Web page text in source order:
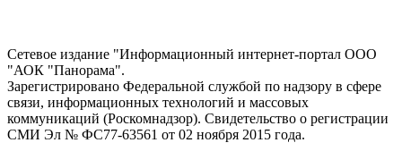
Сетевое издание "Информационный интернет-портал ООО
"АОК "Панорама".
Зарегистрировано Федеральной службой по надзору в сфере
связи, информационных технологий и массовых
коммуникаций (Роскомнадзор). Cвидетельство о регистрации
СМИ Эл № ФС77-63561 от 02 ноября 2015 года.